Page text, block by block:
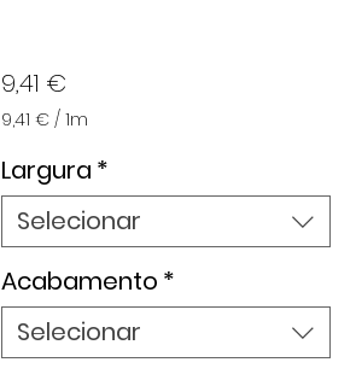
9,41 €Preço
9,41 € / 1m
por
metro
Largura *
Selecionar
Acabamento *
Selecionar